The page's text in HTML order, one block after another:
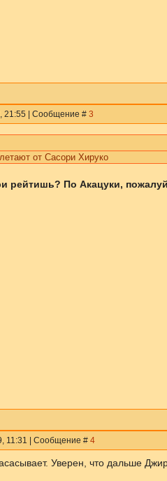
21:55 | Сообщение # 3
от Сасори Хируко
рейтишь? По Акацуки,
11:31 | Сообщение # 4
Уверен, что дальше